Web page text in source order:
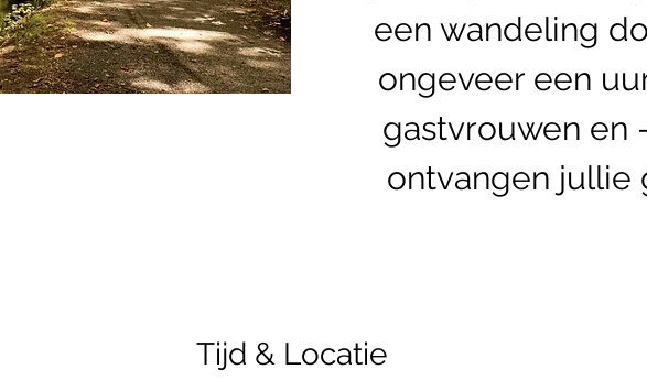
een wandeling
ongeveer een
gastvrouwen en
ontvangen jullie
Tijd & Locatie